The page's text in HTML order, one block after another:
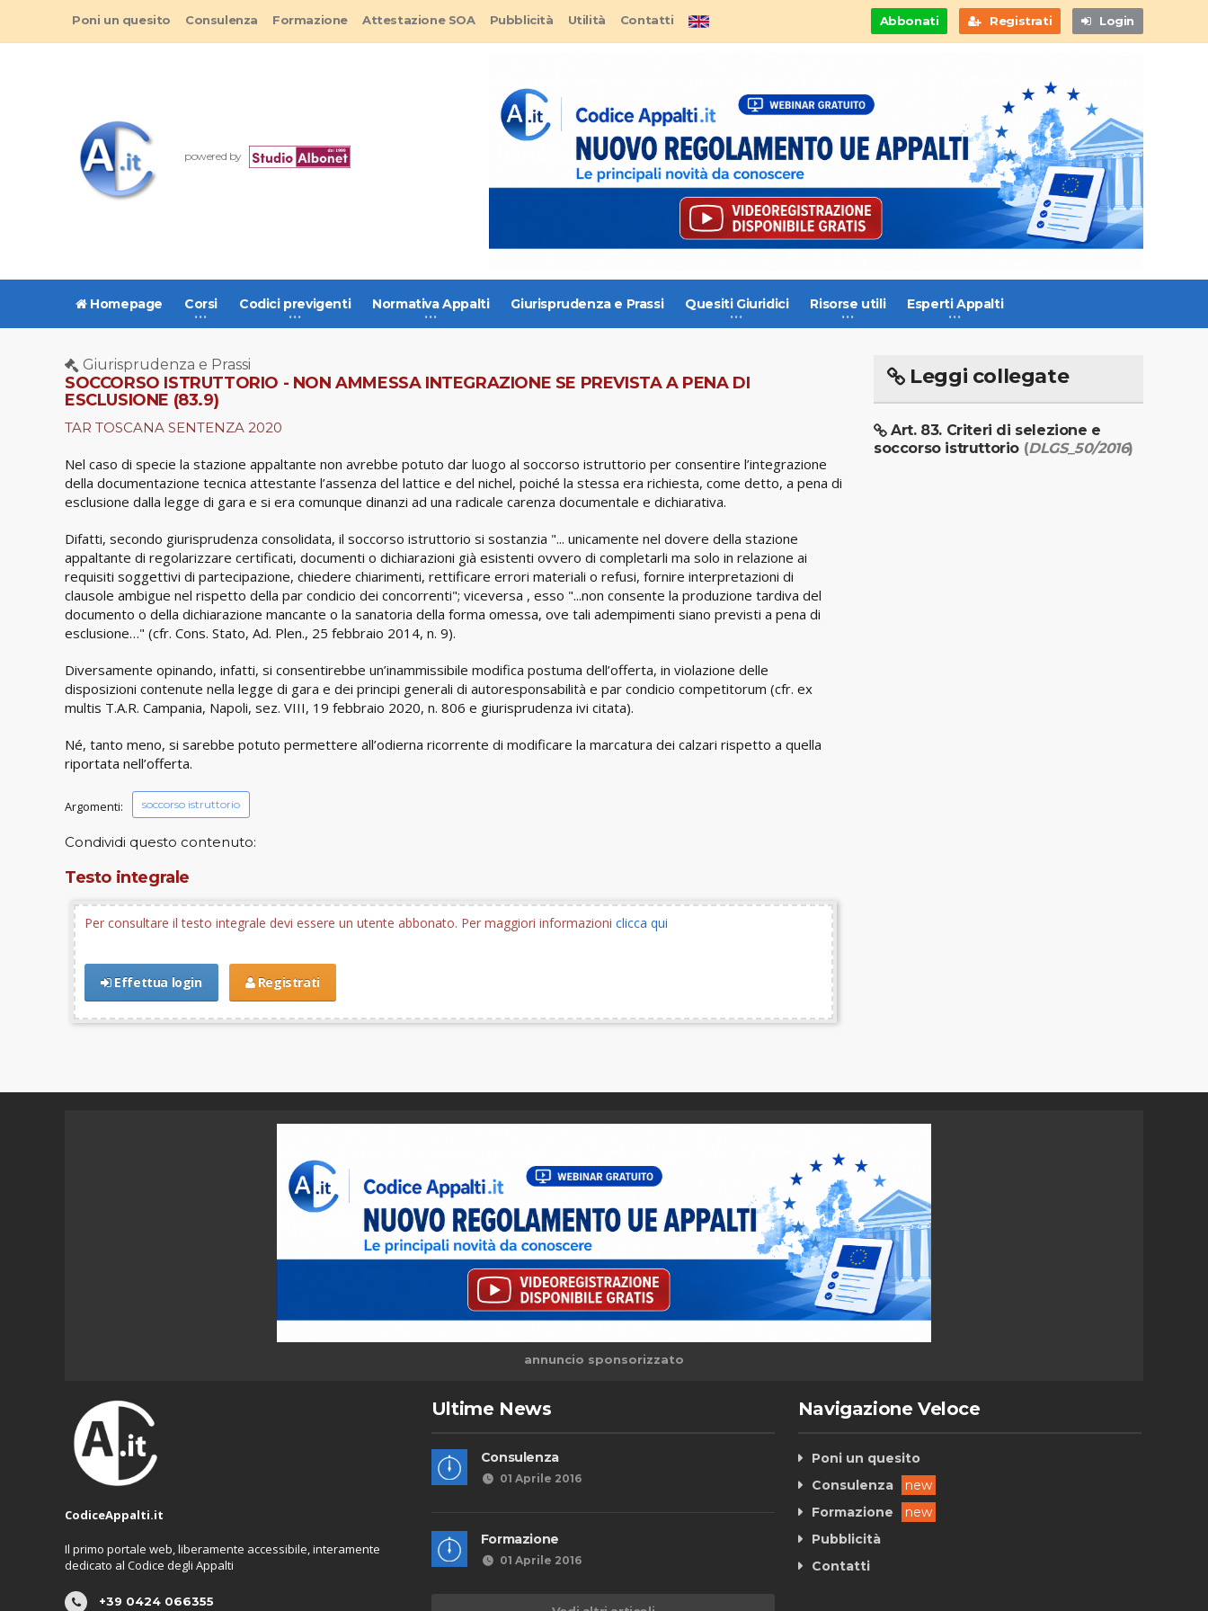
Abbonati Registrati Login
Poni un quesito Consulenza Formazione Attestazione SOA Pubblicità Utilità Contatti
powered by
Homepage Corsi Codici previgenti Normativa Appalti Giurisprudenza e Prassi Quesiti Giuridici Risorse utili Esperti Appalti
Giurisprudenza e Prassi
SOCCORSO ISTRUTTORIO - NON AMMESSA INTEGRAZIONE SE PREVISTA A PENA DI
ESCLUSIONE (83.9)
TAR TOSCANA SENTENZA 2020
Nel caso di specie la stazione appaltante non avrebbe potuto dar luogo al soccorso istruttorio per consentire l’integrazione
della documentazione tecnica attestante l’assenza del lattice e del nichel, poiché la stessa era richiesta, come detto, a pena di
esclusione dalla legge di gara e si era comunque dinanzi ad una radicale carenza documentale e dichiarativa.
Difatti, secondo giurisprudenza consolidata, il soccorso istruttorio si sostanzia "... unicamente nel dovere della stazione
appaltante di regolarizzare certificati, documenti o dichiarazioni già esistenti ovvero di completarli ma solo in relazione ai
requisiti soggettivi di partecipazione, chiedere chiarimenti, rettificare errori materiali o refusi, fornire interpretazioni di
clausole ambigue nel rispetto della par condicio dei concorrenti"; viceversa , esso "...non consente la produzione tardiva del
documento o della dichiarazione mancante o la sanatoria della forma omessa, ove tali adempimenti siano previsti a pena di
esclusione…" (cfr. Cons. Stato, Ad. Plen., 25 febbraio 2014, n. 9).
Diversamente opinando, infatti, si consentirebbe un’inammissibile modifica postuma dell’offerta, in violazione delle
disposizioni contenute nella legge di gara e dei principi generali di autoresponsabilità e par condicio competitorum (cfr. ex
multis T.A.R. Campania, Napoli, sez. VIII, 19 febbraio 2020, n. 806 e giurisprudenza ivi citata).
Né, tanto meno, si sarebbe potuto permettere all’odierna ricorrente di modificare la marcatura dei calzari rispetto a quella
riportata nell’offerta.
Argomenti: soccorso istruttorio
Condividi questo contenuto:
Testo integrale
Per consultare il testo integrale devi essere un utente abbonato. Per maggiori informazioni clicca qui
Effettua login Registrati
Leggi collegate
Art. 83. Criteri di selezione e
soccorso istruttorio (DLGS_50/2016)
annuncio sponsorizzato
CodiceAppalti.it
Il primo portale web, liberamente accessibile, interamente
dedicato al Codice degli Appalti
+39 0424 066355
Ultime News
Consulenza
01 Aprile 2016
Formazione
01 Aprile 2016
Navigazione Veloce
Poni un quesito
Consulenza
new
Formazione
new
Pubblicità
Contatti